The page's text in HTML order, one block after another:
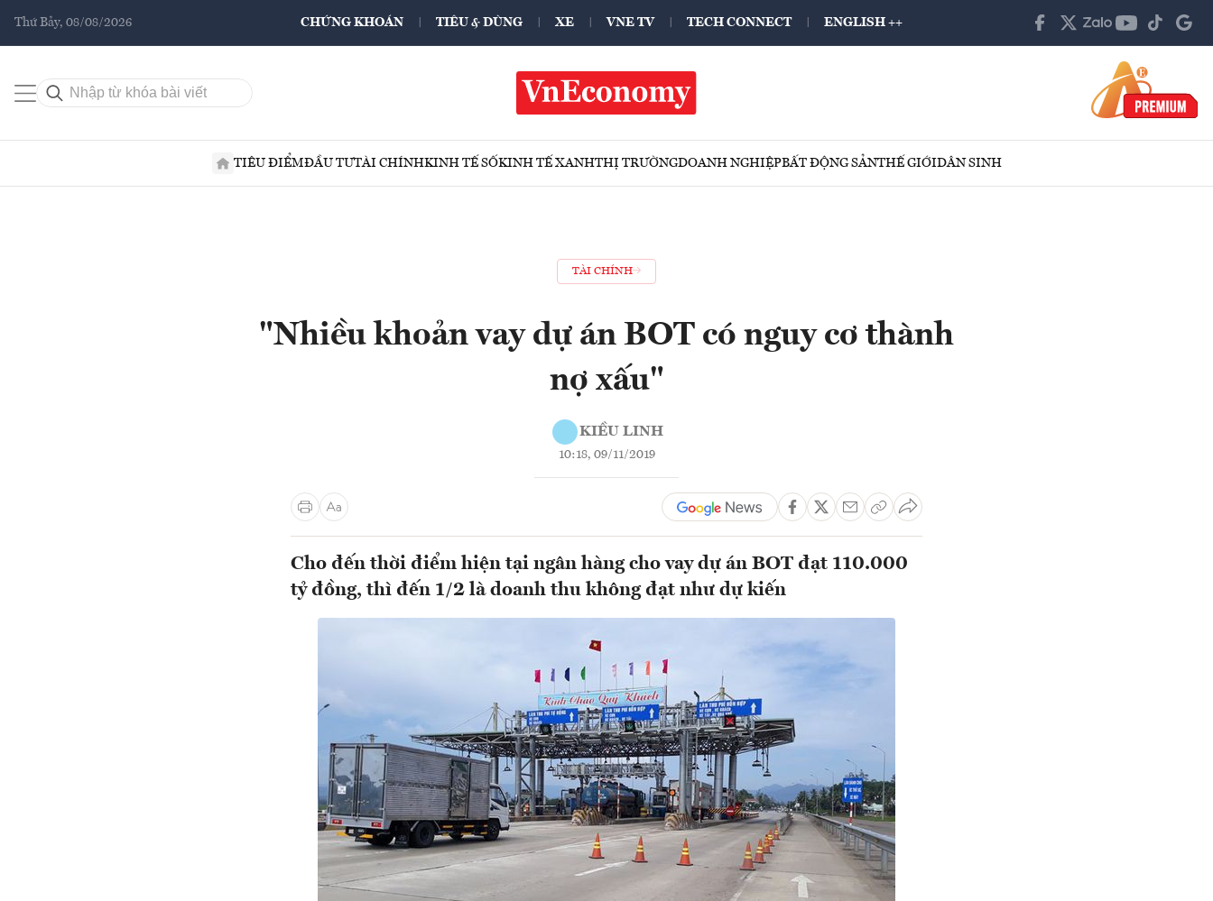
Thứ Bảy, 08/08/2026 CHỨNG KHOÁN TIÊU & DÙNG XE VNE TV TECH CONNECT ENGLISH ++
TIÊU ĐIỂMĐẦU TƯTÀI CHÍNHKINH TẾ SỐKINH TẾ XANHTHỊ TRƯỜNGDOANH NGHIỆPBẤT ĐỘNG SẢNTHẾ GIỚIDÂN SINH
TÀI CHÍNH
"Nhiều khoản vay dự án BOT có nguy cơ thành
nợ xấu"
KIỀU LINH
10:18, 09/11/2019
Cho đến thời điểm hiện tại ngân hàng cho vay dự án BOT đạt 110.000
tỷ đồng, thì đến 1/2 là doanh thu không đạt như dự kiến